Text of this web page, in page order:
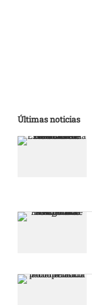
Últimas noticias